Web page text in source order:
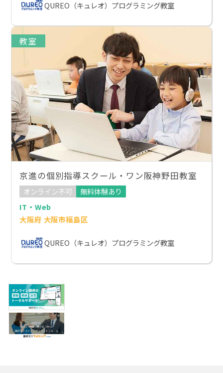
QUREO（キュレオ）プログラミング教室
教室
京進の個別指導スクール・ワン阪神野田教室
オンライン不可
無料体験あり
IT・Web
大阪府 大阪市福島区
QUREO（キュレオ）プログラミング教室